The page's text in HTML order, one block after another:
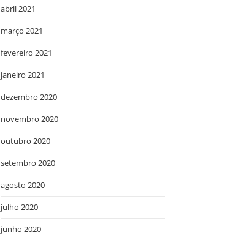
abril 2021
março 2021
fevereiro 2021
janeiro 2021
dezembro 2020
novembro 2020
outubro 2020
setembro 2020
agosto 2020
julho 2020
junho 2020